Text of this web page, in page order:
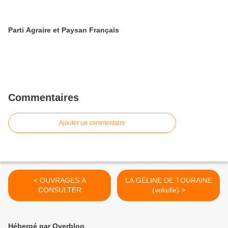
Parti Agraire et Paysan Français
Commentaires
Ajouter un commentaire
< OUVRAGES A
CONSULTER
LA GÉLINE DE TOURAINE
(volaille) >
Hébergé par Overblog